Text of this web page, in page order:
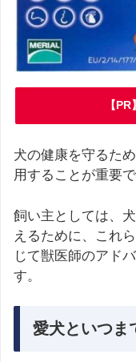
【
犬の健康を守るた
用することが重要で
飼い主としては、
えるために、これ
じて獣医師のアド
す。
愛犬といつま